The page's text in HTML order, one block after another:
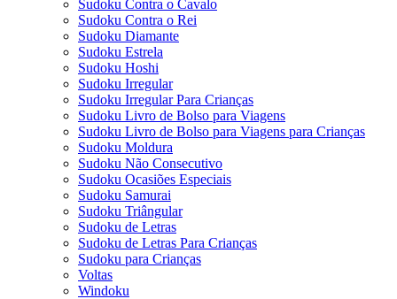
Sudoku Contra o Cavalo
Sudoku Contra o Rei
Sudoku Diamante
Sudoku Estrela
Sudoku Hoshi
Sudoku Irregular
Sudoku Irregular Para Crianças
Sudoku Livro de Bolso para Viagens
Sudoku Livro de Bolso para Viagens para Crianças
Sudoku Moldura
Sudoku Não Consecutivo
Sudoku Ocasiões Especiais
Sudoku Samurai
Sudoku Triângular
Sudoku de Letras
Sudoku de Letras Para Crianças
Sudoku para Crianças
Voltas
Windoku